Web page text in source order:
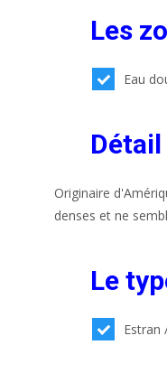
Les
Eau
Originaire
denses et ne
Le
Estran